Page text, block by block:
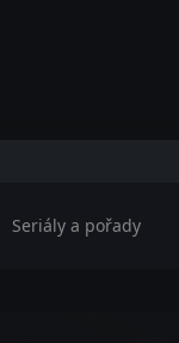
Seriály a pořady